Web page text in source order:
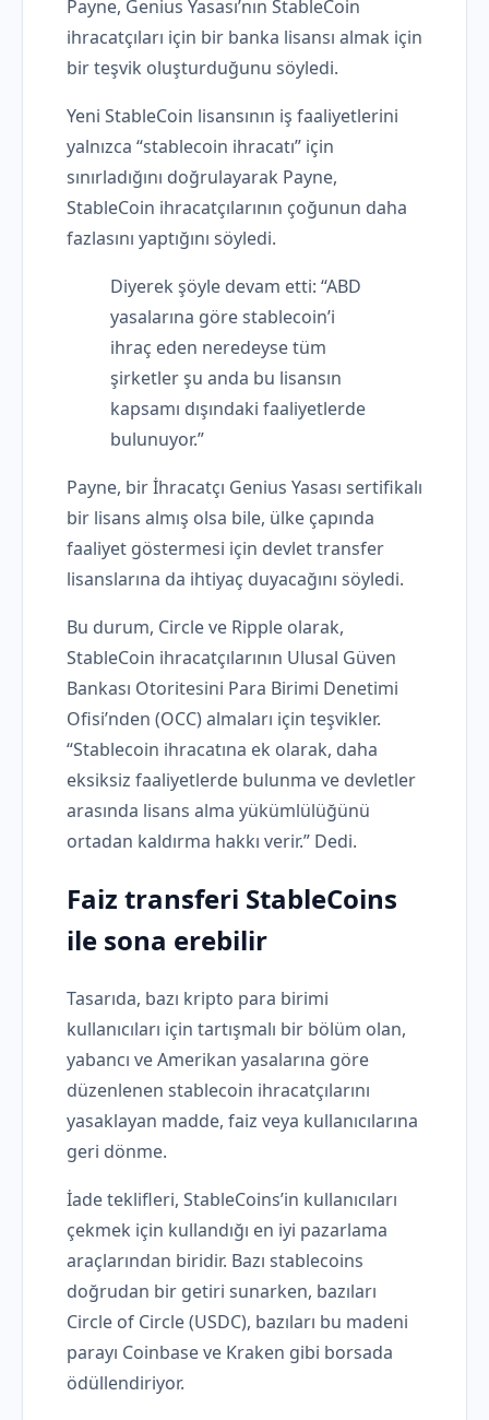
Payne, Genius Yasası’nın StableCoin
ihracatçıları için bir banka lisansı almak için
bir teşvik oluşturduğunu söyledi.
Yeni StableCoin lisansının iş faaliyetlerini
yalnızca “stablecoin ihracatı” için
sınırladığını doğrulayarak Payne,
StableCoin ihracatçılarının çoğunun daha
fazlasını yaptığını söyledi.
Diyerek şöyle devam etti: “ABD
yasalarına göre stablecoin’i
ihraç eden neredeyse tüm
şirketler şu anda bu lisansın
kapsamı dışındaki faaliyetlerde
bulunuyor.”
Payne, bir İhracatçı Genius Yasası sertifikalı
bir lisans almış olsa bile, ülke çapında
faaliyet göstermesi için devlet transfer
lisanslarına da ihtiyaç duyacağını söyledi.
Bu durum, Circle ve Ripple olarak,
StableCoin ihracatçılarının Ulusal Güven
Bankası Otoritesini Para Birimi Denetimi
Ofisi’nden (OCC) almaları için teşvikler.
“Stablecoin ihracatına ek olarak, daha
eksiksiz faaliyetlerde bulunma ve devletler
arasında lisans alma yükümlülüğünü
ortadan kaldırma hakkı verir.” Dedi.
Faiz transferi StableCoins
ile sona erebilir
Tasarıda, bazı kripto para birimi
kullanıcıları için tartışmalı bir bölüm olan,
yabancı ve Amerikan yasalarına göre
düzenlenen stablecoin ihracatçılarını
yasaklayan madde, faiz veya kullanıcılarına
geri dönme.
İade teklifleri, StableCoins’in kullanıcıları
çekmek için kullandığı en iyi pazarlama
araçlarından biridir. Bazı stablecoins
doğrudan bir getiri sunarken, bazıları
Circle of Circle (USDC), bazıları bu madeni
parayı Coinbase ve Kraken gibi borsada
ödüllendiriyor.